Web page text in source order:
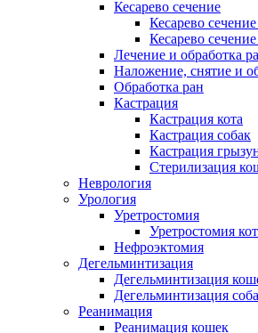
Кесарево сечение
Кесарево
Кесарево
Лечение и обработка
Наложение, снятие и
Обработка ран
Кастрация
Кастрация кота
Кастрация собак
Кастрация
Стерилизация
Неврология
Урология
Уретростомия
Уретростомия
Нефроэктомия
Дегельминтизация
Дегельминтизация
Дегельминтизация
Реанимация
Реанимация кошек